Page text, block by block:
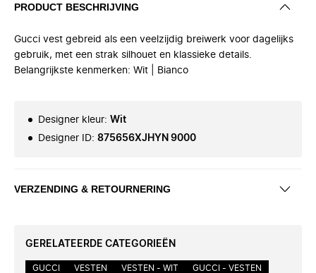
PRODUCT BESCHRIJVING
Gucci vest gebreid als een veelzijdig breiwerk voor dagelijks
gebruik, met een strak silhouet en klassieke details.
Belangrijkste kenmerken: Wit | Bianco
Designer kleur: Wit
Designer ID: 875656XJHYN 9000
VERZENDING & RETOURNERING
GERELATEERDE CATEGORIEËN
GUCCI VESTEN VESTEN - WIT GUCCI - VESTEN